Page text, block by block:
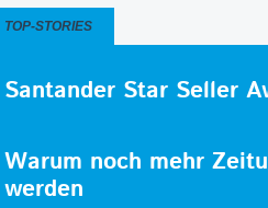
TOP-STORIES
Santander Star Seller
Warum noch mehr
werden